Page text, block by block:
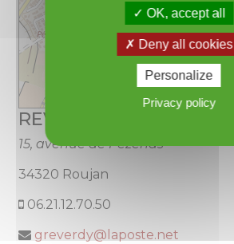
REVERDY Guy
15, avenue de Pézenas
34320 Roujan
06.21.12.70.50
greverdy@laposte.net
OK, accept all
Deny all cookies
Personalize
Privacy policy